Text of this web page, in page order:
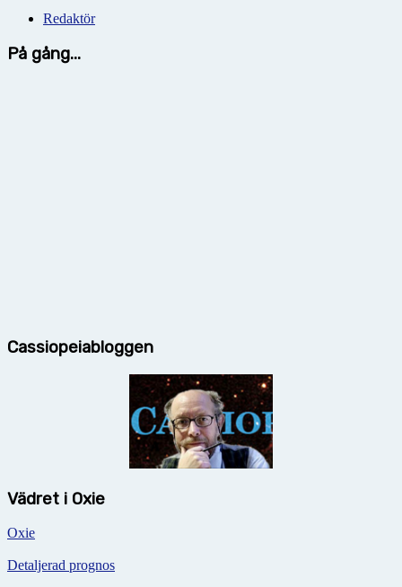
Redaktör
På gång...
Cassiopeiabloggen
Vädret i Oxie
Oxie
Detaljerad prognos